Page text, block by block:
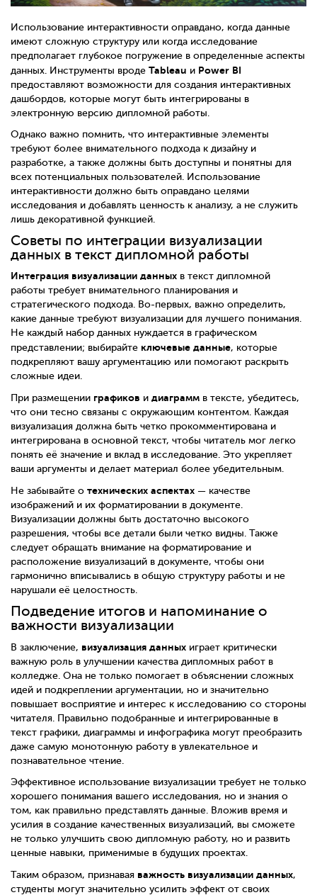
Использование интерактивности оправдано, когда данные
имеют сложную структуру или когда исследование
предполагает глубокое погружение в определенные аспекты
данных. Инструменты вроде Tableau и Power BI
предоставляют возможности для создания интерактивных
дашбордов, которые могут быть интегрированы в
электронную версию дипломной работы.
Однако важно помнить, что интерактивные элементы
требуют более внимательного подхода к дизайну и
разработке, а также должны быть доступны и понятны для
всех потенциальных пользователей. Использование
интерактивности должно быть оправдано целями
исследования и добавлять ценность к анализу, а не служить
лишь декоративной функцией.
Советы по интеграции визуализации
данных в текст дипломной работы
Интеграция визуализации данных в текст дипломной
работы требует внимательного планирования и
стратегического подхода. Во-первых, важно определить,
какие данные требуют визуализации для лучшего понимания.
Не каждый набор данных нуждается в графическом
представлении; выбирайте ключевые данные, которые
подкрепляют вашу аргументацию или помогают раскрыть
сложные идеи.
При размещении графиков и диаграмм в тексте, убедитесь,
что они тесно связаны с окружающим контентом. Каждая
визуализация должна быть четко прокомментирована и
интегрирована в основной текст, чтобы читатель мог легко
понять её значение и вклад в исследование. Это укрепляет
ваши аргументы и делает материал более убедительным.
Не забывайте о технических аспектах — качестве
изображений и их форматировании в документе.
Визуализации должны быть достаточно высокого
разрешения, чтобы все детали были четко видны. Также
следует обращать внимание на форматирование и
расположение визуализаций в документе, чтобы они
гармонично вписывались в общую структуру работы и не
нарушали её целостность.
Подведение итогов и напоминание о
важности визуализации
В заключение, визуализация данных играет критически
важную роль в улучшении качества дипломных работ в
колледже. Она не только помогает в объяснении сложных
идей и подкреплении аргументации, но и значительно
повышает восприятие и интерес к исследованию со стороны
читателя. Правильно подобранные и интегрированные в
текст графики, диаграммы и инфографика могут преобразить
даже самую монотонную работу в увлекательное и
познавательное чтение.
Эффективное использование визуализации требует не только
хорошего понимания вашего исследования, но и знания о
том, как правильно представлять данные. Вложив время и
усилия в создание качественных визуализаций, вы сможете
не только улучшить свою дипломную работу, но и развить
ценные навыки, применимые в будущих проектах.
Таким образом, признавая важность визуализации данных,
студенты могут значительно усилить эффект от своих